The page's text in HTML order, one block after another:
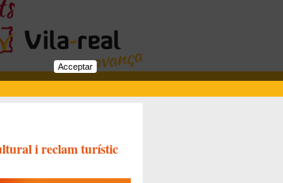
i reclam turístic
Acceptar